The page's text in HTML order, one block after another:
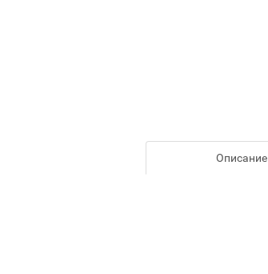
Описание